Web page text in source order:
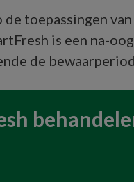
toepassingen van
is een na-
de